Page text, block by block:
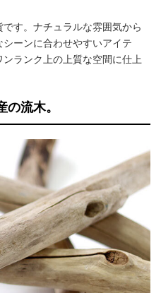
す。ナチュラルな雰囲気から
ーンに合わせやすいアイテ
ランク上の上質な空間に仕上
流木。